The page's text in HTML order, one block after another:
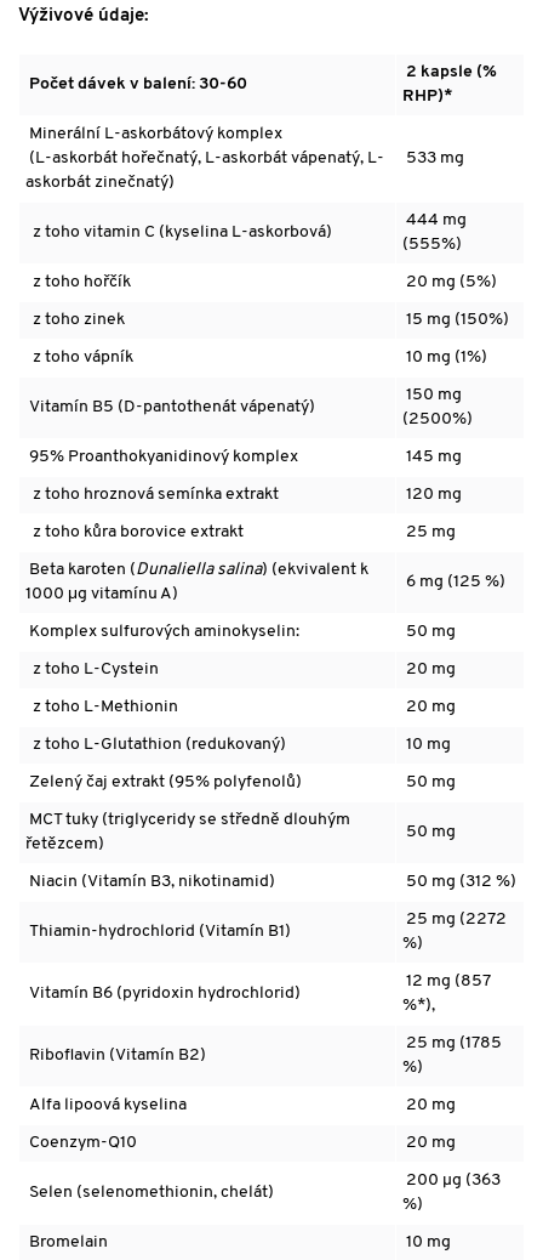
Výživové údaje:
Počet dávek v balení: 30-60
2 kapsle (%
RHP)*
Minerální L-askorbátový komplex
(L-askorbát hořečnatý, L-askorbát vápenatý, L-
askorbát zinečnatý)
533 mg
z toho vitamin C (kyselina L-askorbová)
444 mg
(555%)
z toho hořčík 20 mg (5%)
z toho zinek 15 mg (150%)
z toho vápník 10 mg (1%)
Vitamín B5 (D-pantothenát vápenatý)
150 mg
(2500%)
95% Proanthokyanidinový komplex 145 mg
z toho hroznová semínka extrakt 120 mg
z toho kůra borovice extrakt 25 mg
Beta karoten (Dunaliella salina) (ekvivalent k
1000 μg vitamínu A)
6 mg (125 %)
Komplex sulfurových aminokyselin: 50 mg
z toho L-Cystein 20 mg
z toho L-Methionin 20 mg
z toho L-Glutathion (redukovaný) 10 mg
Zelený čaj extrakt (95% polyfenolů) 50 mg
MCT tuky (triglyceridy se středně dlouhým
řetězcem)
50 mg
Niacin (Vitamín B3, nikotinamid) 50 mg (312 %)
Thiamin-hydrochlorid (Vitamín B1)
25 mg (2272
%)
Vitamín B6 (pyridoxin hydrochlorid)
12 mg (857
%*),
Riboflavin (Vitamín B2)
25 mg (1785
%)
Alfa lipoová kyselina 20 mg
Coenzym-Q10 20 mg
Selen (selenomethionin, chelát)
200 µg (363
%)
Bromelain 10 mg